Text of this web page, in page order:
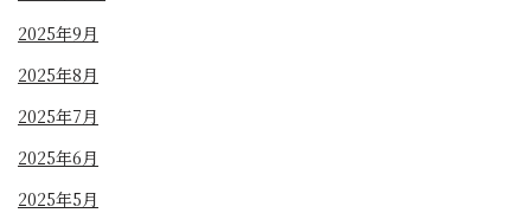
2025年9月
2025年8月
2025年7月
2025年6月
2025年5月